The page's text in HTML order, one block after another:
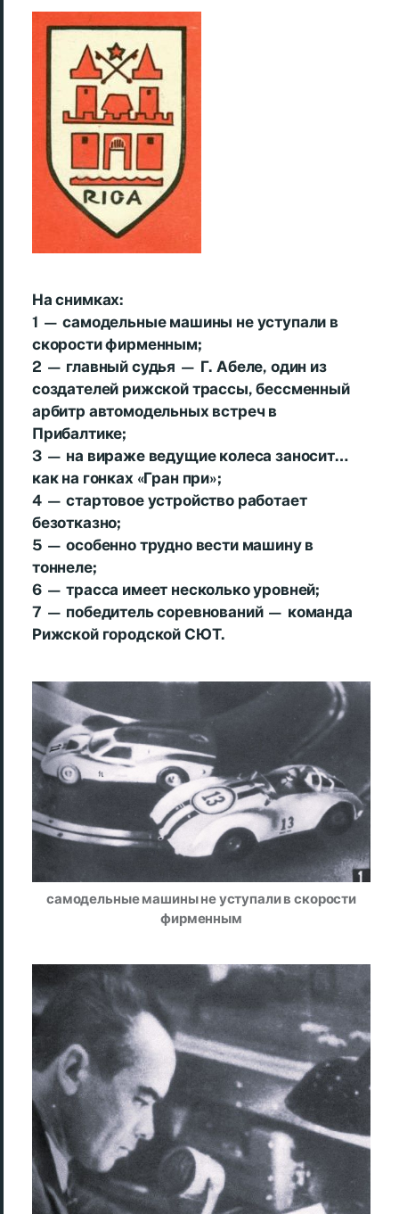
На снимках:
1 — самодельные машины не уступали в
скорости фирменным;
2 — главный судья — Г. Абеле, один из
создателей рижской трассы, бессменный
арбитр автомодельных встреч в
Прибалтике;
3 — на вираже ведущие колеса заносит…
как на гонках «Гран при»;
4 — стартовое устройство работает
безотказно;
5 — особенно трудно вести машину в
тоннеле;
6 — трасса имеет несколько уровней;
7 — победитель соревнований — команда
Рижской городской СЮТ.
самодельные машины не уступали в скорости
фирменным